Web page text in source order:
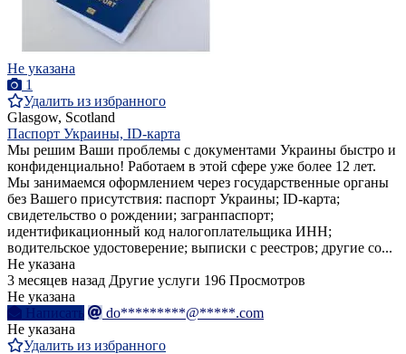
Не указана
1
Удалить из избранного
Glasgow, Scotland
Паспорт Украины, ID-карта
Мы решим Ваши проблемы с документами Украины быстро и
конфиденциально! Работаем в этой сфере уже более 12 лет.
Мы занимаемся оформлением через государственные органы
без Вашего присутствия: паспорт Украины; ID-карта;
свидетельство о рождении; загранпаспорт;
идентификационный код налогоплательщика ИНН;
водительское удостоверение; выписки с реестров; другие со...
Не указана
3 месяцев назад Другие услуги 196 Просмотров
Не указана
Написать
do*********@*****.com
Не указана
Удалить из избранного